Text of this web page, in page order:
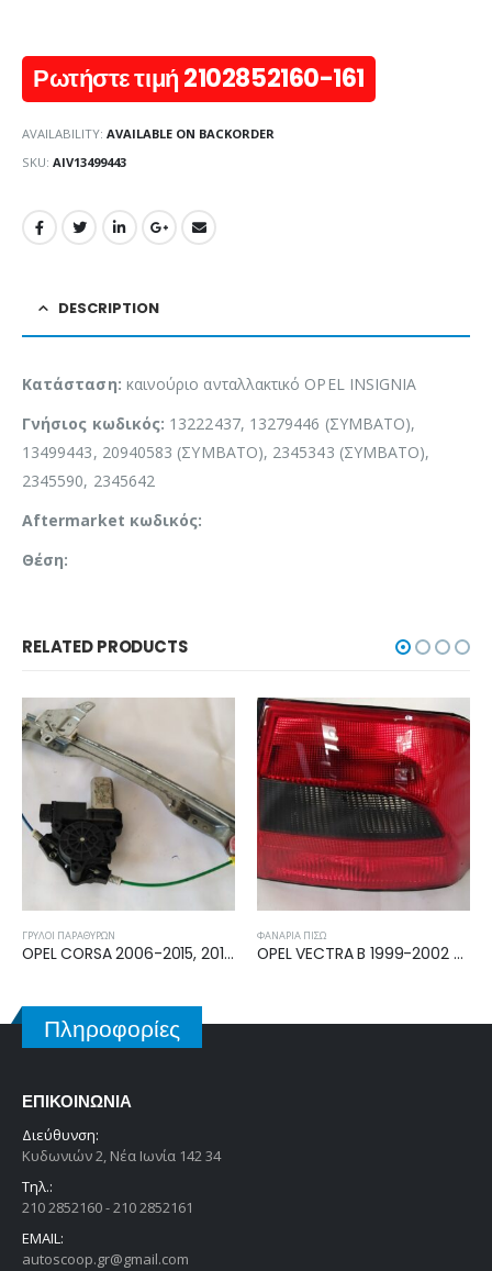
Ρωτήστε τιμή 2102852160-161
AVAILABILITY: AVAILABLE ON BACKORDER
SKU: AIV13499443
DESCRIPTION
Κατάσταση: καινούριο ανταλλακτικό OPEL INSIGNIA
Γνήσιος κωδικός: 13222437, 13279446 (ΣΥΜΒΑΤΟ),
13499443, 20940583 (ΣΥΜΒΑΤΟ), 2345343 (ΣΥΜΒΑΤΟ),
2345590, 2345642
Aftermarket κωδικός:
Θέση:
RELATED PRODUCTS
ΦΑΝΆΡΙΑ ΠΊΣΩ
OPEL VECTRA B 1999-2002 ΦΑΝΑΡΙ ΠΙΣΩ ΔΕΞΙΟ 1223244
ΓΡΎΛΟΙ ΠΑΡΑΘΎΡΩΝ
OPEL CORSA C 2000-2006 ΓΡΥΛΛΟΣ ΕΜΠΡΟΣ ΔΕΞΙΟΣ 90560431
Πληροφορίες
ΕΠΙΚΟΙΝΩΝΊΑ
Διεύθυνση:
Κυδωνιών 2, Νέα Ιωνία 142 34
Τηλ.:
210 2852160 - 210 2852161
EMAIL:
autoscoop.gr@gmail.com